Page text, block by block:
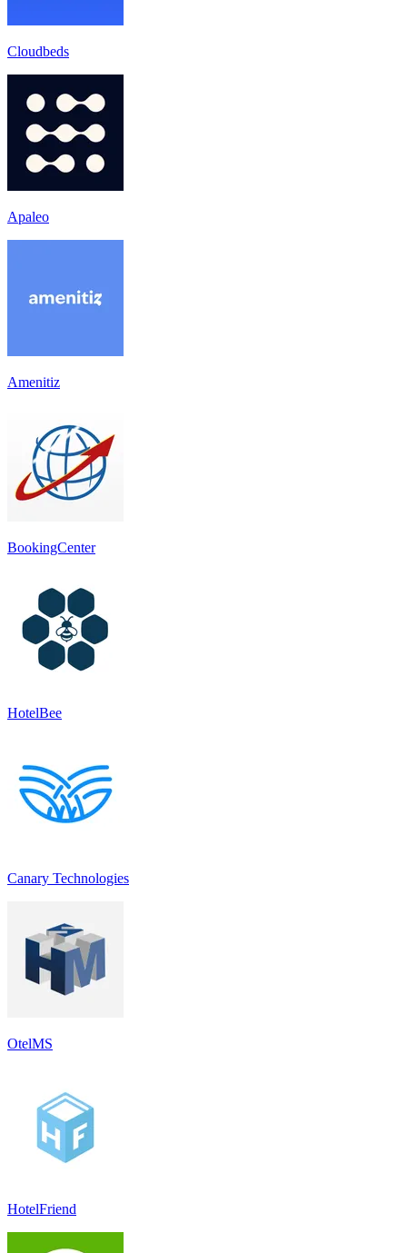
Cloudbeds
Apaleo
Amenitiz
BookingCenter
HotelBee
Canary Technologies
OtelMS
HotelFriend